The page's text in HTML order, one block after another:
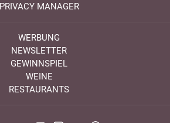
PRIVACY MANAGER
WERBUNG
NEWSLETTER
GEWINNSPIEL
WEINE
RESTAURANTS